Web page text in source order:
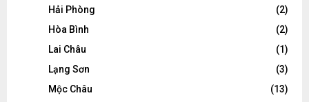
Hải Phòng
(2)
Hòa Bình
(2)
Lai Châu
(1)
Lạng Sơn
(3)
Mộc Châu
(13)